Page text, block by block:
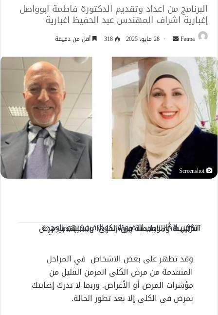
البرنامج من اعداد وتقديم الدكتورة فاطمة ابوواصل
إغبارية اشراف المهندس عبد الحفيظ اغبارية
Fatma
أرسل
إلكترونيا
28 مايو، 2025 318 أقل من دقيقة
Screenshot
تتكون الكُلى من النفرونات، والنفرون هو الوحدة التركيبية والوظيفية في الكلى، ويستهدف مرض الكلى هذه الوحدات ويؤثر فيها بشكل تدريجي.
وقد تظهر على بعض الاشخاص في المراحل
المتقدمة من مرض الكلى المزمن القليل من
مؤشرات المرض أو الأعراض. وربما لا تدرك إصابتك
بمرض في الكلى إلا بعد تطور الحالة.